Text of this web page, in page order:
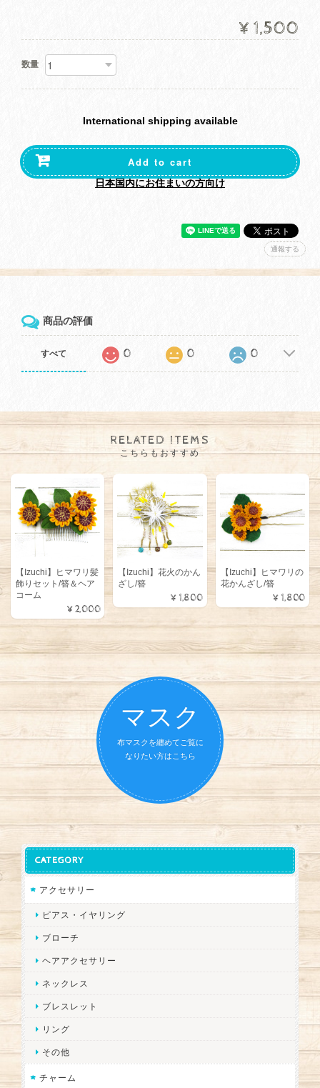
¥1,500
数量
International shipping available
Add to cart
日本国内にお住まいの方向け
通報する
商品の評価
すべて 0 0 0
RELATED ITEMS
こちらもおすすめ
【Izuchi】ヒマワリ髪
飾りセット/簪＆ヘア
コーム
¥2,000
【Izuchi】花火のかん
ざし/簪
¥1,800
【Izuchi】ヒマワリの
花かんざし/簪
¥1,800
マスク
布マスクを纏めてご覧に
なりたい方はこちら
CATEGORY
アクセサリー
ピアス・イヤリング
ブローチ
ヘアアクセサリー
ネックレス
ブレスレット
リング
その他
チャーム